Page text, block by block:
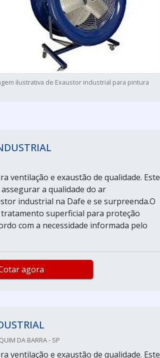
ilustrativa de Exaustor industrial para pintura
ventilação e exaustão de qualidade. Este
a qualidade do ar
industrial na Dafe e se surpreenda.O
superficial para proteção
com a necessidade informada pelo
agora
DA BARRA - SP
ventilação e exaustão de qualidade. Este